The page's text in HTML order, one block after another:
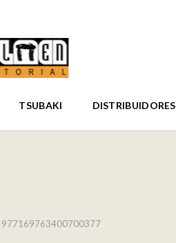
TSUBAKI DISTRIBUIDORES
977169763400700377